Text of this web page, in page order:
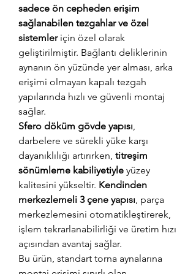
sadece ön cepheden erişim
sağlanabilen tezgahlar ve özel
sistemleriçin özel olarak
geliştirilmiştir. Bağlantı deliklerinin
aynanın ön yüzünde yer alması, arka
erişimi olmayan kapalı tezgah
yapılarında hızlı ve güvenli montaj
sağlar.
Sfero döküm gövde yapısı
darbelere ve sürekli yüke karşı
dayanıklılığı artırırken, titreşim
sönümleme kabiliyetiyle yüzey
kalitesini yükseltir. Kendinden
merkezlemeli 3 çene yapısı , parça
merkezlemesini otomatikleştirerek,
işlem tekrarlanabilirliği ve üretim hızı
açısından avantaj sağlar.
Bu ürün, standart torna aynalarına